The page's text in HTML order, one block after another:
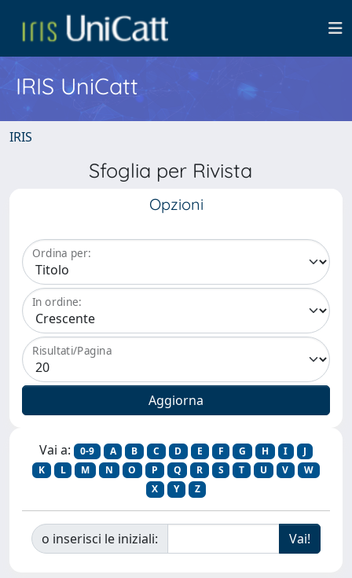
IRIS UniCatt
IRIS
Sfoglia per Rivista
Opzioni
Ordina per:
In ordine:
Risultati/Pagina
Vai a: 0-9 A B C D E F G H I
J
K
L M N O P Q R S T U V
W
X
Y Z
o inserisci le iniziali: